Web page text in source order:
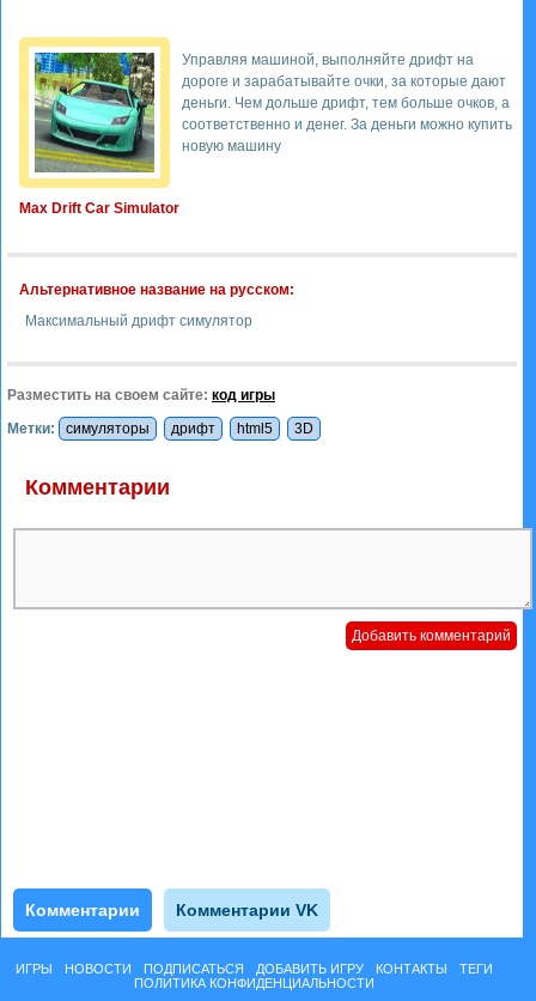
Max Drift Car Simulator
Управляя машиной, выполняйте дрифт на
дороге и зарабатывайте очки, за которые дают
деньги. Чем дольше дрифт, тем больше очков, а
соответственно и денег. За деньги можно купить
новую машину
Альтернативное название на русском:
Максимальный дрифт симулятор
Разместить на своем сайте: код игры
Метки:
симуляторы дрифт html5 3D
Комментарии
Комментарии Комментарии VK
ИГРЫ НОВОСТИ ПОДПИСАТЬСЯ ДОБАВИТЬ ИГРУ КОНТАКТЫ
ТЕГИ
ПОЛИТИКА КОНФИДЕНЦИАЛЬНОСТИ